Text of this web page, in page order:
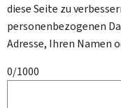
diese Seite zu
personenbezogenen
Adresse, Ihren Namen
0/1000